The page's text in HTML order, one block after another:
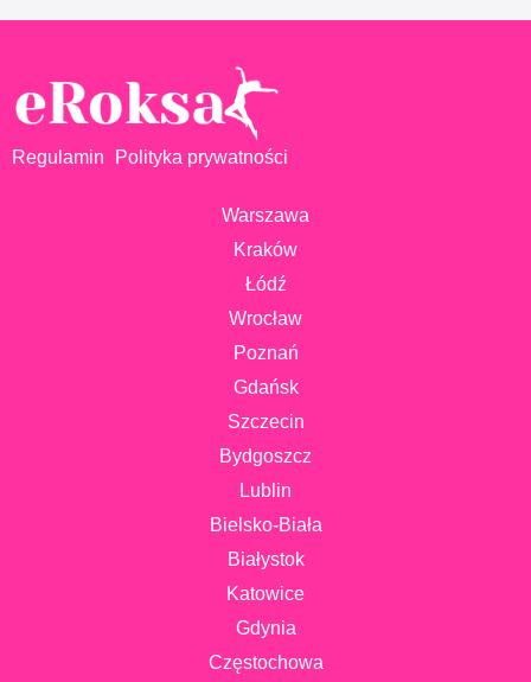
Regulamin Polityka prywatności
Warszawa
Kraków
Łódź
Wrocław
Poznań
Gdańsk
Szczecin
Bydgoszcz
Lublin
Bielsko-Biała
Białystok
Katowice
Gdynia
Częstochowa